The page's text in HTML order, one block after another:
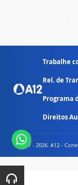
Trabalhe
Rel. de
Programa
Direitos
© 2007 - 2026. A12 -